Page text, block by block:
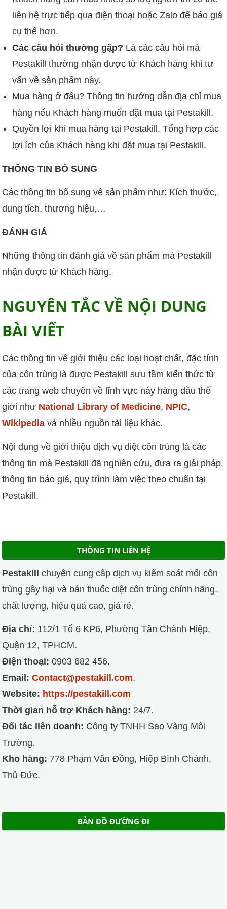
liên hệ trực tiếp qua điện thoại hoặc Zalo để báo giá
cụ thể hơn.
Các câu hỏi thường gặp? Là các câu hỏi mà
Pestakill thường nhận được từ Khách hàng khi tư
vấn về sản phẩm này.
Mua hàng ở đâu? Thông tin hướng dẫn địa chỉ mua
hàng nếu Khách hàng muốn đặt mua tại Pestakill.
Quyền lợi khi mua hàng tại Pestakill. Tổng hợp các
lợi ích của Khách hàng khi đặt mua tại Pestakill.
THÔNG TIN BỔ SUNG
Các thông tin bổ sung về sản phẩm như: Kích thước,
dung tích, thương hiệu,…
ĐÁNH GIÁ
Những thông tin đánh giá về sản phẩm mà Pestakill
nhận được từ Khách hàng.
NGUYÊN TẮC VỀ NỘI DUNG
BÀI VIẾT
Các thông tin về giới thiệu các loại hoạt chất, đặc tính
của côn trùng là được Pestakill sưu tầm kiến thức từ
các trang web chuyên về lĩnh vực này hàng đầu thế
giới như National Library of Medicine, NPIC,
Wikipedia và nhiều nguồn tài liệu khác.
Nội dung về giới thiệu dịch vụ diệt côn trùng là các
thông tin mà Pestakill đã nghiên cứu, đưa ra giải pháp,
thông tin báo giá, quy trình làm việc theo chuẩn tại
Pestakill.
THÔNG TIN LIÊN HỆ
Pestakill
chuyên cung cấp dịch vụ kiểm soát mối côn
trùng gây hại và bán thuốc diệt côn trùng chính hãng,
chất lượng, hiệu quả cao, giá rẻ.
Địa chỉ: 112/1 Tổ 6 KP6, Phường Tân Chánh Hiệp,
Quận 12, TPHCM.
Điện thoại: 0903 682 456.
Email: Contact@pestakill.com.
Website: https://pestakill.com
Thời gian hỗ trợ Khách hàng: 24/7.
Đối tác liên doanh: Công ty TNHH Sao Vàng Môi
Trường.
Kho hàng: 778 Phạm Văn Đồng, Hiệp Bình Chánh,
Thủ Đức.
BẢN ĐỒ ĐƯỜNG ĐI